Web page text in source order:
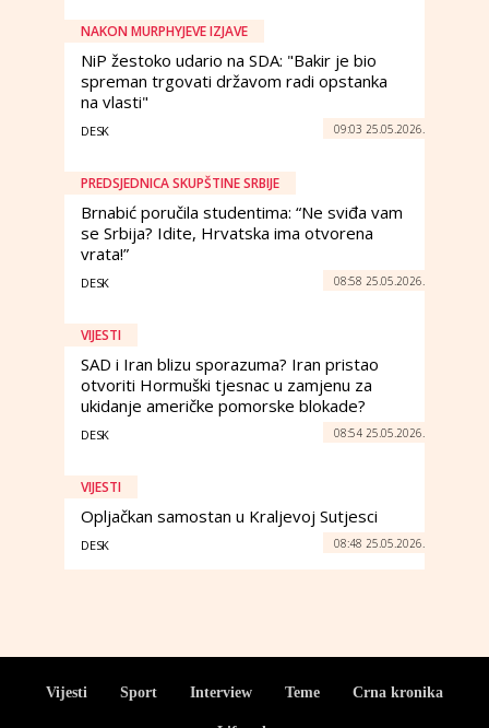
NAKON MURPHYJEVE IZJAVE
NiP žestoko udario na SDA: "Bakir je bio
spreman trgovati državom radi opstanka
na vlasti"
DESK 09:03 25.05.2026.
PREDSJEDNICA SKUPŠTINE SRBIJE
Brnabić poručila studentima: “Ne sviđa vam
se Srbija? Idite, Hrvatska ima otvorena
vrata!”
DESK 08:58 25.05.2026.
VIJESTI
SAD i Iran blizu sporazuma? Iran pristao
otvoriti Hormuški tjesnac u zamjenu za
ukidanje američke pomorske blokade?
DESK 08:54 25.05.2026.
VIJESTI
Opljačkan samostan u Kraljevoj Sutjesci
DESK 08:48 25.05.2026.
Vijesti Sport Interview Teme Crna kronika